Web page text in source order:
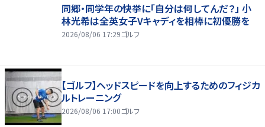
同郷・同学年の快挙に「自分は何してんだ？」 小
林光希は全英女子Vキャディを相棒に初優勝を
2026/08/06 17:29ゴルフ
【ゴルフ】ヘッドスピードを向上するためのフィジカ
ルトレーニング
2026/08/06 17:00ゴルフ